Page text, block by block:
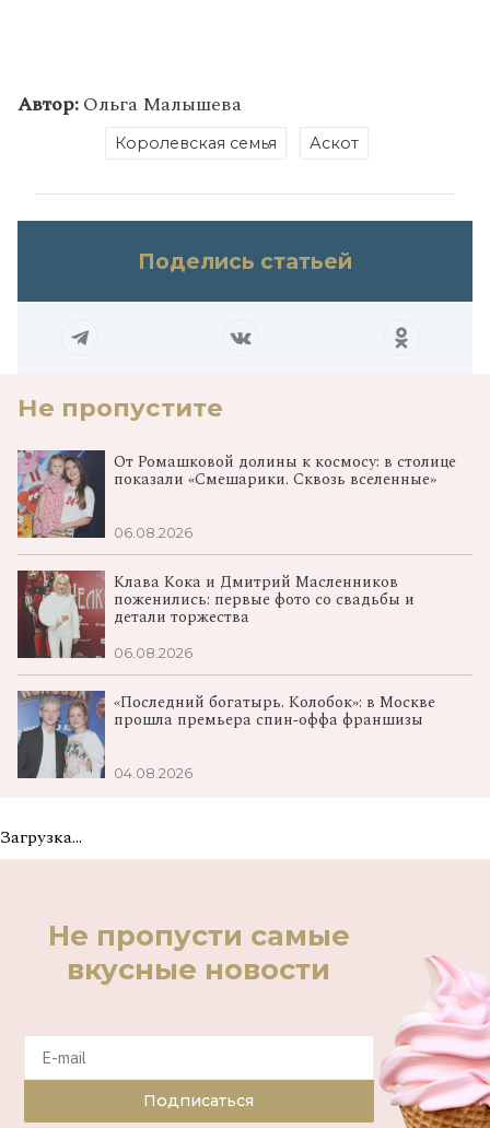
Автор:Ольга Малышева
Королевская семья Аскот
Поделись статьей
Не пропустите
От Ромашковой долины к космосу: в столице
показали «Смешарики. Сквозь вселенные»
06.08.2026
Клава Кока и Дмитрий Масленников
поженились: первые фото со свадьбы и
детали торжества
06.08.2026
«Последний богатырь. Колобок»: в Москве
прошла премьера спин‑оффа франшизы
04.08.2026
Загрузка...
Не пропусти самые
вкусные новости
Подписаться